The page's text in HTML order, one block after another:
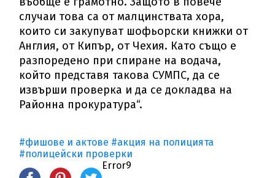
случаи това са от малцинствата хора,
които си закупуват шофьорски книжки от
Англия, от Кипър, от Чехия. Като също е
разпоредено при спиране на водача,
който представя такова СУМПС, да се
извърши проверка и да се докладва на
Районна прокуратура“.
#фишове и актове #акция на полицията
#полицейски проверки
Error9